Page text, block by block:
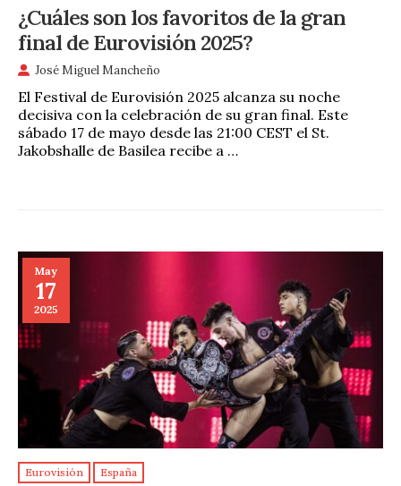
¿Cuáles son los favoritos de la gran
final de Eurovisión 2025?
José Miguel Mancheño
El Festival de Eurovisión 2025 alcanza su noche
decisiva con la celebración de su gran final. Este
sábado 17 de mayo desde las 21:00 CEST el St.
Jakobshalle de Basilea recibe a …
May
17
2025
Eurovisión España